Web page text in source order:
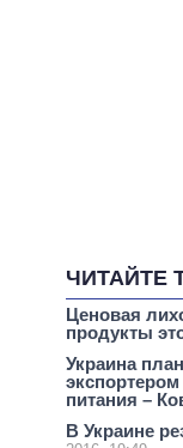
ЧИТАЙТЕ
Ценовая
продукты
Украина
питания –
В Украине